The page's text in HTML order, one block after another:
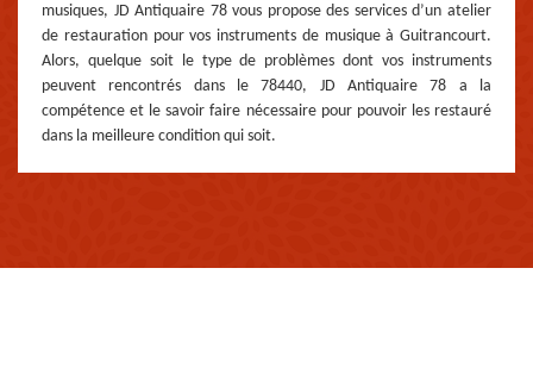
musiques, JD Antiquaire 78 vous propose des services d’un atelier
de restauration pour vos instruments de musique à Guitrancourt.
Alors, quelque soit le type de problèmes dont vos instruments
peuvent rencontrés dans le 78440, JD Antiquaire 78 a la
compétence et le savoir faire nécessaire pour pouvoir les restauré
dans la meilleure condition qui soit.